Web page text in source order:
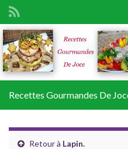
Search for:
Recettes Gourmandes De
Retour à Lapin.